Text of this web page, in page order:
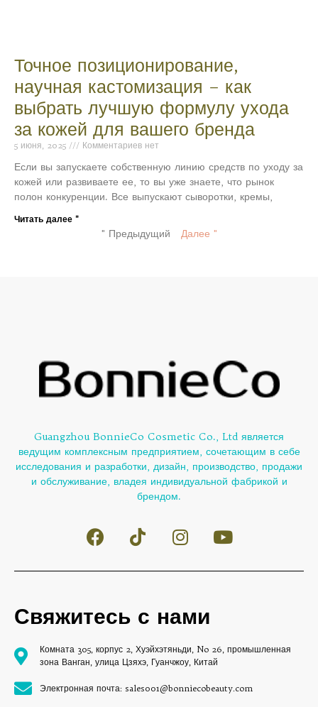
Точное позиционирование,
научная кастомизация – как
выбрать лучшую формулу ухода
за кожей для вашего бренда
5 июня, 2025 Комментариев нет
Если вы запускаете собственную линию средств по уходу за
кожей или развиваете ее, то вы уже знаете, что рынок
полон конкуренции. Все выпускают сыворотки, кремы,
Читать далее "
" Предыдущий Далее "
Guangzhou BonnieCo Cosmetic Co., Ltd является
ведущим комплексным предприятием, сочетающим в себе
исследования и разработки, дизайн, производство, продажи
и обслуживание, владея индивидуальной фабрикой и
брендом.
Свяжитесь с нами
Комната 305, корпус 2, Хуэйхэтяньди, No 26, промышленная
зона Ванган, улица Цзяхэ, Гуанчжоу, Китай
Электронная почта: sales001@bonniecobeauty.com